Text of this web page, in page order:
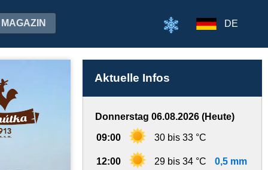
MAGAZIN DE
Aktuelle Infos
Donnerstag 06.08.2026 (Heute)
09:00 30 bis 33 °C
12:00 29 bis 34 °C 0,5 mm